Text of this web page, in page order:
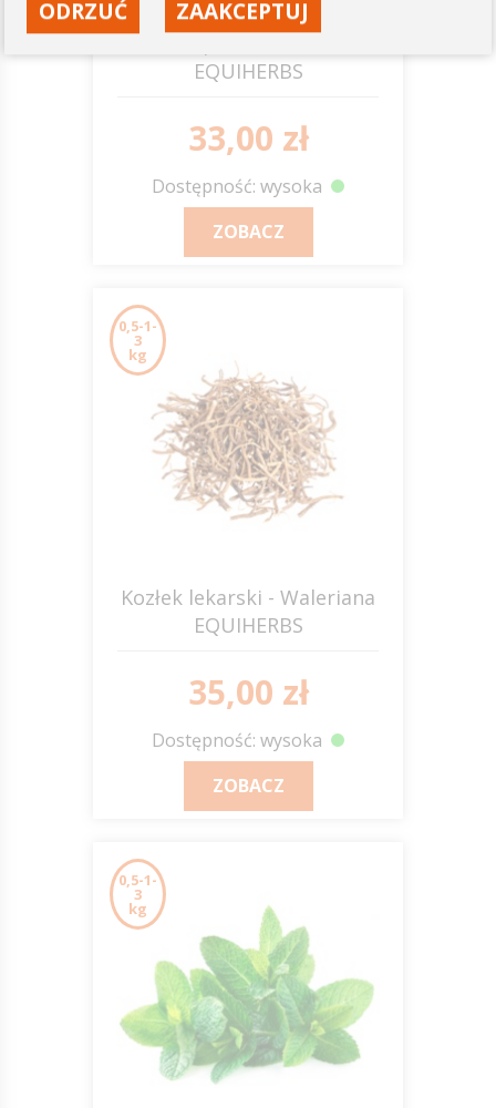
EQUIHERBS
33,00 zł
Dostępność: wysoka
ZOBACZ
0,5-1-
3
kg
Kozłek lekarski - Waleriana
EQUIHERBS
35,00 zł
Dostępność: wysoka
ZOBACZ
0,5-1-
3
kg
ODRZUĆ ZAAKCEPTUJ